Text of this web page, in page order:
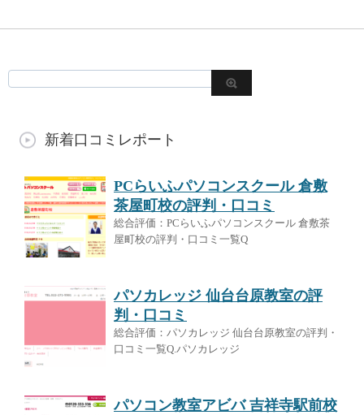
新着口コミレポート
PCらいふパソコンスクール 倉敷
茶屋町校の評判・口コミ
総合評価：PCらいふパソコンスクール 倉敷茶
屋町校の評判・口コミ一覧Q
パソカレッジ 仙台台原教室の評
判・口コミ
総合評価：パソカレッジ 仙台台原教室の評判・
口コミ一覧Q.パソカレッジ
パソコン教室アビバ 吉祥寺駅前校